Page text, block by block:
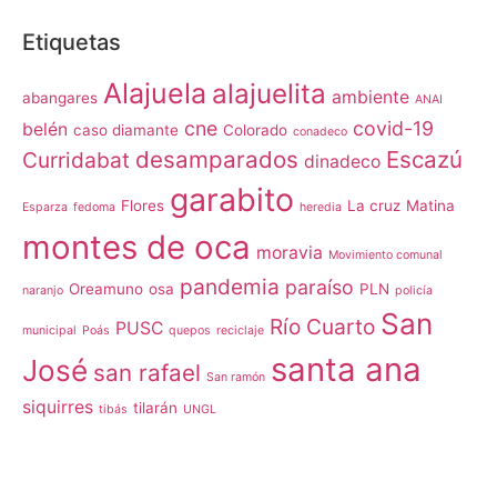
Etiquetas
abangares Alajuela alajuelita ambiente ANAI
belén caso diamante cne Colorado conadeco covid-19
Curridabat desamparados dinadeco Escazú
Esparza fedoma Flores garabito heredia La cruz Matina
montes de oca moravia Movimiento comunal
naranjo Oreamuno osa pandemia paraíso PLN policía
municipal Poás PUSC quepos reciclaje Río Cuarto San
José san rafael San ramón santa ana
siquirres tibás tilarán UNGL